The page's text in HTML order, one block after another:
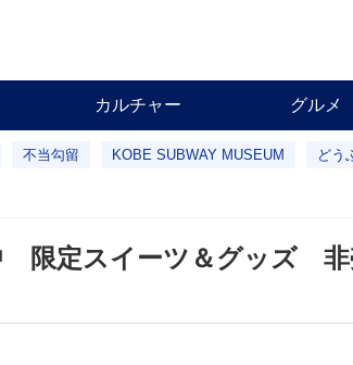
カルチャー グルメ
不当勾留 KOBE SUBWAY MUSEUM どう
限定スイーツ＆グッズ 非